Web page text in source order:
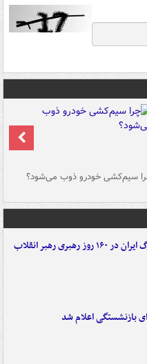
سیم‌کشی خودرو ذوب می‌شود؟
بازنشستگی اعلام شد